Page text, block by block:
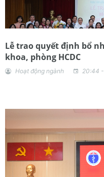
Lễ trao quyết định bổ
khoa, phòng HCDC
Hoạt động ngành 20:44